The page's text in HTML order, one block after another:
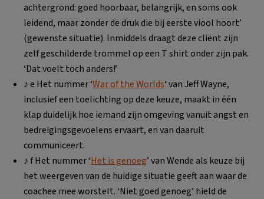
achtergrond: goed hoorbaar, belangrijk, en soms ook
leidend, maar zonder de druk die bij eerste viool hoort’
(gewenste situatie). Inmiddels draagt deze cliënt zijn
zelf geschilderde trommel op een T shirt onder zijn pak.
‘Dat voelt toch anders!’
♪ e Het nummer ‘War of the Worlds‘ van Jeff Wayne,
inclusief een toelichting op deze keuze, maakt in één
klap duidelijk hoe iemand zijn omgeving vanuit angst en
bedreigingsgevoelens ervaart, en van daaruit
communiceert.
♪ f Het nummer ‘Het is genoeg’ van Wende als keuze bij
het weergeven van de huidige situatie geeft aan waar de
coachee mee worstelt. ‘Niet goed genoeg’ hield de